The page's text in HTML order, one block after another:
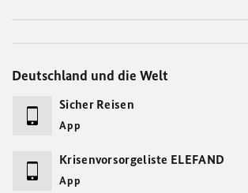
Deutschland und die Welt
Sicher Reisen
App
Krisenvorsorgeliste ELEFAND
App